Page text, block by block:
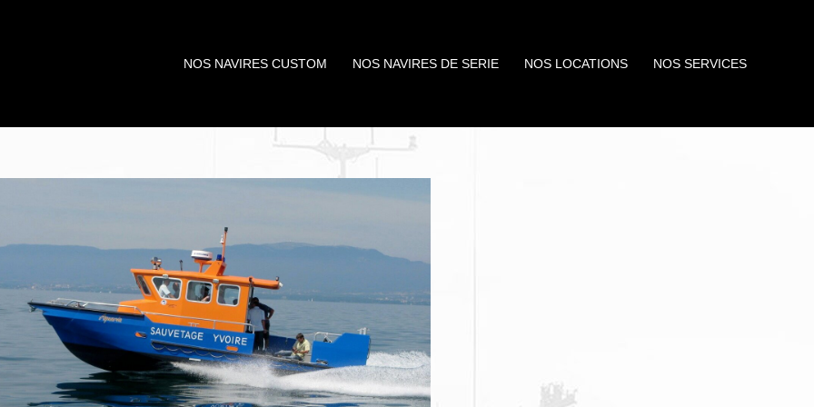
NOS NAVIRES CUSTOM NOS NAVIRES DE SERIE NOS LOCATIONS NOS SERVICES